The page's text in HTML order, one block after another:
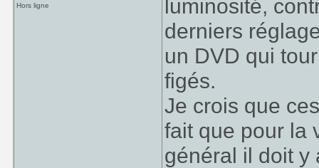
Hors ligne
luminosité,
derniers
un DVD qui
figés.
Je crois que
fait que pour la
général il doit